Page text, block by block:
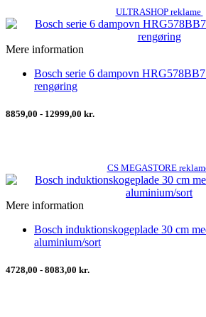
ULTRASHOP reklame
Mere information
Bosch serie 6 dampovn
rengøring
8859,00 - 12999,00 kr.
CS MEGASTORE
Mere information
Bosch induktionskogeplade 30 cm
aluminium/sort
4728,00 - 8083,00 kr.